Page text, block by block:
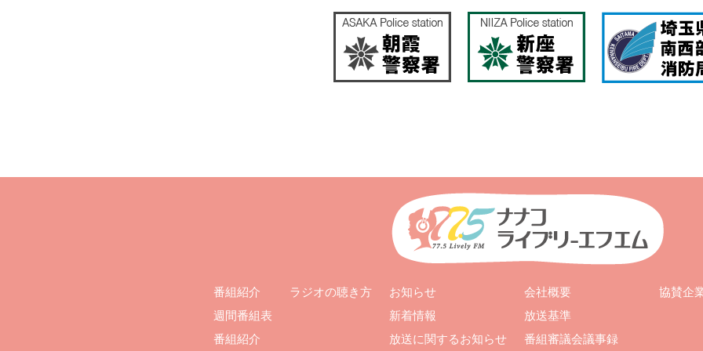
番組紹介
週間番組表
番組紹介
ラジオの聴き方
お知らせ
新着情報
放送に関するお知らせ
会社概要
放送基準
番組審議会議事録
協賛企